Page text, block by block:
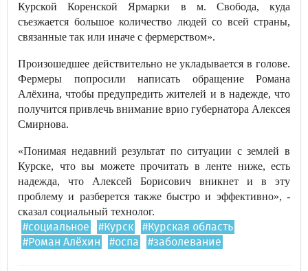
Курской Коренской Ярмарки в м. Свобода, куда
съезжается большое количество людей со всей страны,
связанные так или иначе с фермерством».
Произошедшее действительно не укладывается в голове.
Фермеры попросили написать обращение Романа
Алёхина, чтобы предупредить жителей и в надежде, что
получится привлечь внимание врио губернатора Алексея
Смирнова.
«Понимая недавний результат по ситуации с землей в
Курске, что вы можете прочитать в ленте ниже, есть
надежда, что Алексей Борисович вникнет и в эту
проблему и разберется также быстро и эффективно», -
сказал социальный технолог.
#социальное #Курск
#Курская область
#Роман Алёхин
#оспа #заболевание